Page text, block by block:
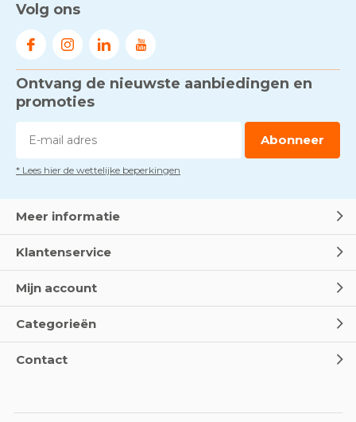
Volg ons
Ontvang de nieuwste aanbiedingen en
promoties
Abonneer
* Lees hier de wettelijke beperkingen
Meer informatie
Klantenservice
Mijn account
Categorieën
Contact